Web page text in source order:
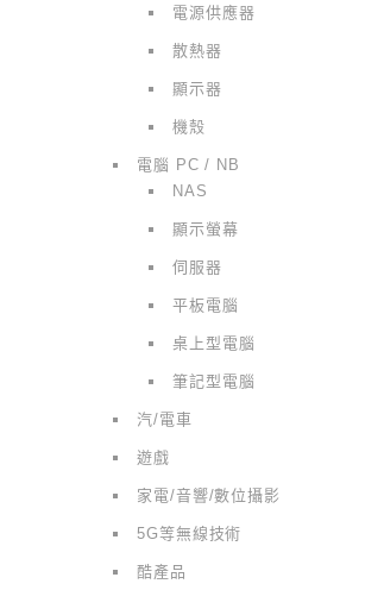
電源供應器
散熱器
顯示器
機殼
電腦 PC / NB
NAS
顯示螢幕
伺服器
平板電腦
桌上型電腦
筆記型電腦
汽/電車
遊戲
家電/音響/數位攝影
5G等無線技術
酷產品